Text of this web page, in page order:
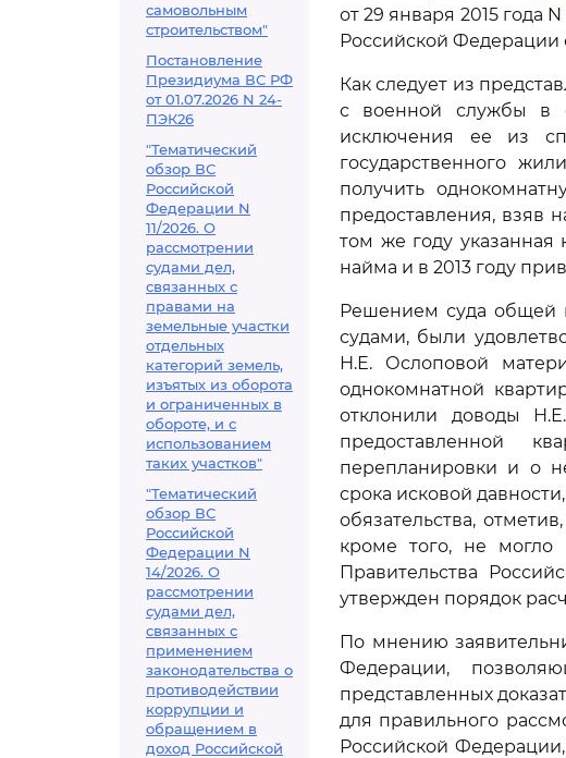
самовольным
строительством"
Постановление
Президиума ВС РФ
от 01.07.2026 N 24-
ПЭК26
"Тематический
обзор ВС
Российской
Федерации N
11/2026. О
рассмотрении
судами дел,
связанных с
правами на
земельные участки
отдельных
категорий земель,
изъятых из оборота
и ограниченных в
обороте, и с
использованием
таких участков"
"Тематический
обзор ВС
Российской
Федерации N
14/2026. О
рассмотрении
судами дел,
связанных с
применением
законодательства о
противодействии
коррупции и
обращением в
доход Российской
от 29 января 2015 года
Российской Федерации
Как следует из
с военной службы в
исключения ее из
государственного
получить
предоставления, взяв
том же году указанная
найма и в 2013 году
Решением суда общей
судами, были
Н.Е. Ослоповой
однокомнатной
отклонили доводы
предоставленной
перепланировки и о
срока исковой
обязательства,
кроме того, не могло
Правительства
утвержден порядок
По мнению
Федерации,
представленных
для правильного
Российской